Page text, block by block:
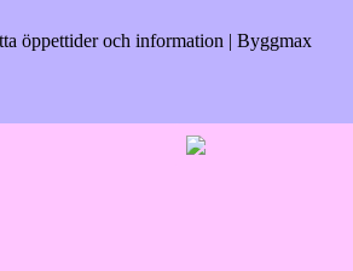
öppettider och information | Byggmax